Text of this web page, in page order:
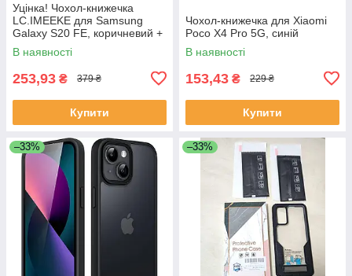
Уцінка! Чохол-книжечка
LC.IMEEKE для Samsung
Galaxy S20 FE, коричневий +
захисне скло
В наявності
253,93 ₴ 379 ₴
Купити
Чохол-книжечка для Xiaomi
Poco X4 Pro 5G, синій
В наявності
153,43 ₴ 229 ₴
Купити
–33% –33%